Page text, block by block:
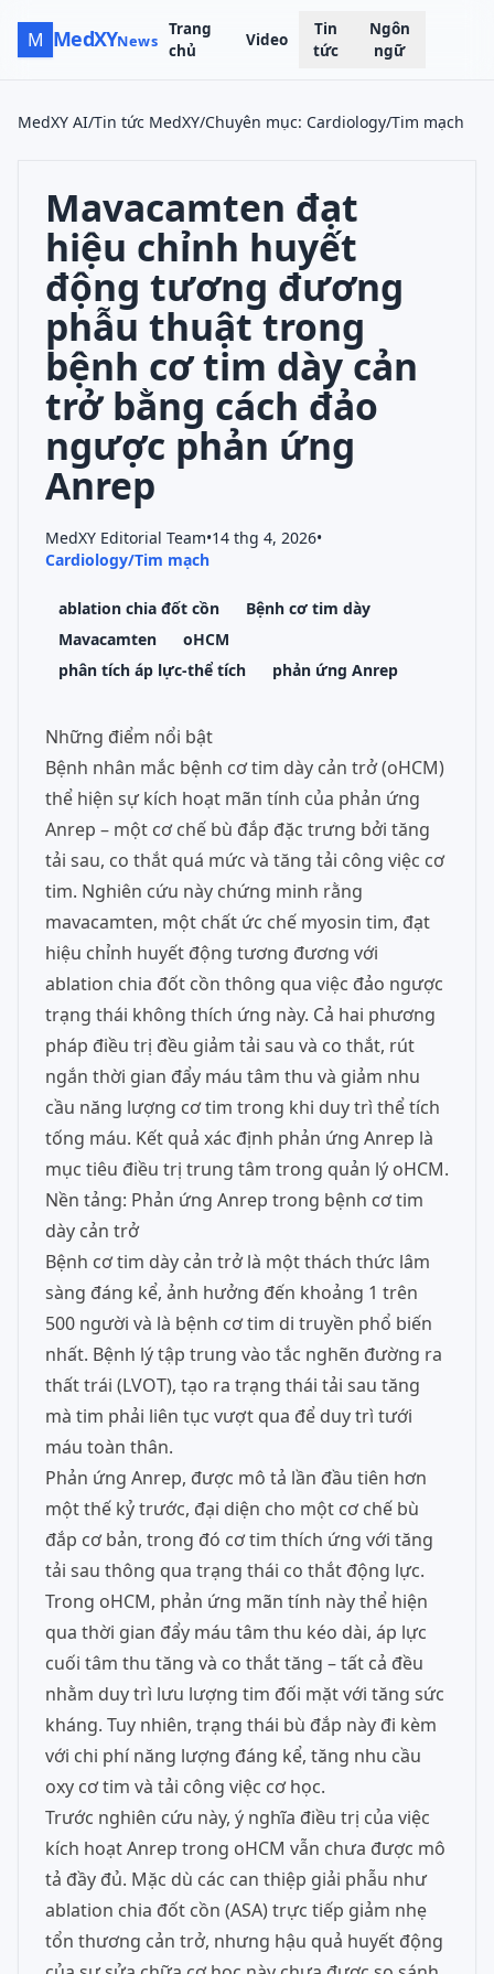
M MedXYNews
Trang
chủ
Video
Tin
tức
Ngôn
ngữ
MedXY AI/Tin tức MedXY/Chuyên mục: Cardiology/Tim mạch
Mavacamten đạt
hiệu chỉnh huyết
động tương đương
phẫu thuật trong
bệnh cơ tim dày cản
trở bằng cách đảo
ngược phản ứng
Anrep
MedXY Editorial Team•14 thg 4, 2026•
Cardiology/Tim mạch
ablation chia đốt cồn
Bệnh cơ tim dày
Mavacamten
oHCM
phân tích áp lực-thể tích
phản ứng Anrep
Những điểm nổi bật
Bệnh nhân mắc bệnh cơ tim dày cản trở (oHCM)
thể hiện sự kích hoạt mãn tính của phản ứng
Anrep – một cơ chế bù đắp đặc trưng bởi tăng
tải sau, co thắt quá mức và tăng tải công việc cơ
tim. Nghiên cứu này chứng minh rằng
mavacamten, một chất ức chế myosin tim, đạt
hiệu chỉnh huyết động tương đương với
ablation chia đốt cồn thông qua việc đảo ngược
trạng thái không thích ứng này. Cả hai phương
pháp điều trị đều giảm tải sau và co thắt, rút
ngắn thời gian đẩy máu tâm thu và giảm nhu
cầu năng lượng cơ tim trong khi duy trì thể tích
tống máu. Kết quả xác định phản ứng Anrep là
mục tiêu điều trị trung tâm trong quản lý oHCM.
Nền tảng: Phản ứng Anrep trong bệnh cơ tim
dày cản trở
Bệnh cơ tim dày cản trở là một thách thức lâm
sàng đáng kể, ảnh hưởng đến khoảng 1 trên
500 người và là bệnh cơ tim di truyền phổ biến
nhất. Bệnh lý tập trung vào tắc nghẽn đường ra
thất trái (LVOT), tạo ra trạng thái tải sau tăng
mà tim phải liên tục vượt qua để duy trì tưới
máu toàn thân.
Phản ứng Anrep, được mô tả lần đầu tiên hơn
một thế kỷ trước, đại diện cho một cơ chế bù
đắp cơ bản, trong đó cơ tim thích ứng với tăng
tải sau thông qua trạng thái co thắt động lực.
Trong oHCM, phản ứng mãn tính này thể hiện
qua thời gian đẩy máu tâm thu kéo dài, áp lực
cuối tâm thu tăng và co thắt tăng – tất cả đều
nhằm duy trì lưu lượng tim đối mặt với tăng sức
kháng. Tuy nhiên, trạng thái bù đắp này đi kèm
với chi phí năng lượng đáng kể, tăng nhu cầu
oxy cơ tim và tải công việc cơ học.
Trước nghiên cứu này, ý nghĩa điều trị của việc
kích hoạt Anrep trong oHCM vẫn chưa được mô
tả đầy đủ. Mặc dù các can thiệp giải phẫu như
ablation chia đốt cồn (ASA) trực tiếp giảm nhẹ
tổn thương cản trở, nhưng hậu quả huyết động